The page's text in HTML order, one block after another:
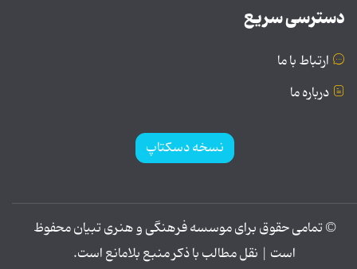
دسترسی سریع
ارتباط با ما
درباره ما
نسخه دسکتاپ
© تمامی حقوق برای موسسه فرهنگی و هنری تبیان محفوظ
است | نقل مطالب با ذکر منبع بلامانع است.